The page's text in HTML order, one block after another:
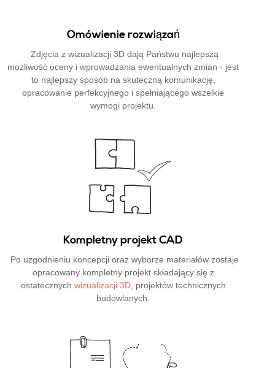
Omówienie rozwiązań
Zdjęcia z wizualizacji 3D dają Państwu najlepszą
możliwość oceny i wprowadzania ewentualnych zmian - jest
to najlepszy sposób na skuteczną komunikację,
opracowanie perfekcyjnego i spełniającego wszelkie
wymogi projektu.
Kompletny projekt CAD
Po uzgodnieniu koncepcji oraz wyborze materiałów zostaje
opracowany kompletny projekt składający się z
ostatecznych wizualizacji 3D, projektów technicznych
budowlanych.